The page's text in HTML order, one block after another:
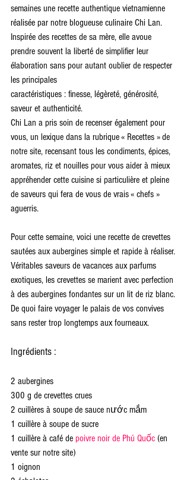
semaines une recette authentique vietnamienne
réalisée par notre blogueuse culinaire Chi Lan.
Inspirée des recettes de sa mère, elle avoue
prendre souvent la liberté de simplifier leur
élaboration sans pour autant oublier de respecter
les principales
caractéristiques : finesse, légèreté, générosité,
saveur et authenticité.
Chi Lan a pris soin de recenser également pour
vous, un lexique dans la rubrique « Recettes » de
notre site, recensant tous les condiments, épices,
aromates, riz et nouilles pour vous aider à mieux
appréhender cette cuisine si particulière et pleine
de saveurs qui fera de vous de vrais « chefs »
aguerris.
Pour cette semaine, voici une recette de crevettes
sautées aux aubergines simple et rapide à réaliser.
Véritables saveurs de vacances aux parfums
exotiques, les crevettes se marient avec perfection
à des aubergines fondantes sur un lit de riz blanc.
De quoi faire voyager le palais de vos convives
sans rester trop longtemps aux fourneaux.
Ingrédients :
2 aubergines
300 g de crevettes crues
2 cuillères à soupe de sauce nước mắm
1 cuillère à soupe de sucre
1 cuillère à café de poivre noir de Phú Quốc (en
vente sur notre site)
1 oignon